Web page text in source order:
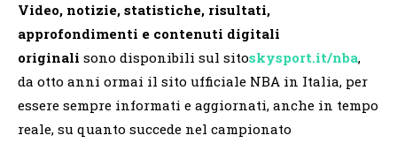
Video, notizie, statistiche, risultati,
approfondimenti e contenuti digitali
originali sono disponibili sul sitoskysport.it/nba,
da otto anni ormai il sito ufficiale NBA in Italia, per
essere sempre informati e aggiornati, anche in tempo
reale, su quanto succede nel campionato